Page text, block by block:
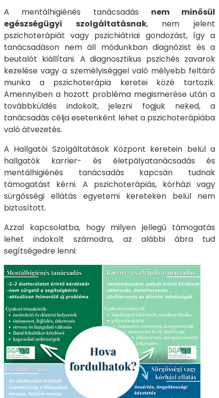
A mentálhigiénés tanácsadás nem minősül
egészségügyi szolgáltatásnak, nem jelent
pszichoterápiát vagy pszichiátriai gondozást, így a
tanácsadáson nem áll módunkban diagnózist és a
beutalót kiállítani. A diagnosztikus pszichés zavarok
kezelése vagy a személyiséggel való mélyebb feltáró
munka a pszichoterápia keretei közé tartozik.
Amennyiben a hozott probléma megismerése után a
továbbküldés indokolt, jelezni fogjuk neked, a
tanácsadás célja esetenként lehet a pszichoterápiába
való átvezetés.
A Hallgatói Szolgáltatások Központ keretein belül a
hallgatók karrier- és életpályatanácsadás és
mentálhigiénés tanácsadás kapcsán tudnak
támogatást kérni. A pszichoterápiás, kórházi vagy
sürgősségi ellátás egyetemi kereteken belül nem
biztosított.
Azzal kapcsolatba, hogy milyen jellegű támogatás
lehet indokolt számodra, az alábbi ábra tud
segítségedre lenni: